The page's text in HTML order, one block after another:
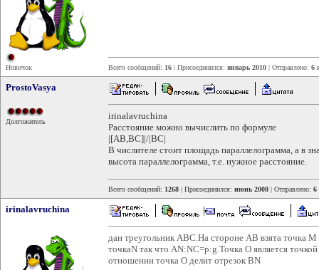
Новичок Всего сообщений: 16 | Присоединился: январь 2010 | Отправлено: 6
ProstoVasya
Долгожитель
irinalavruchina
Расстояние можно вычислить по формуле
|[AB,BC]|/|BC|
В числителе стоит площадь параллелограмма, а в
высота параллелограмма, т.е. нужное расстояние.
Всего сообщений: 1268 | Присоединился: июнь 2008 | Отправлено: 6
irinalavruchina
дан треугольник АВС.На стороне АВ взята точка
точкаN так что AN:NC=p:g.Точка О является
отношении точка О делит отрезок BN